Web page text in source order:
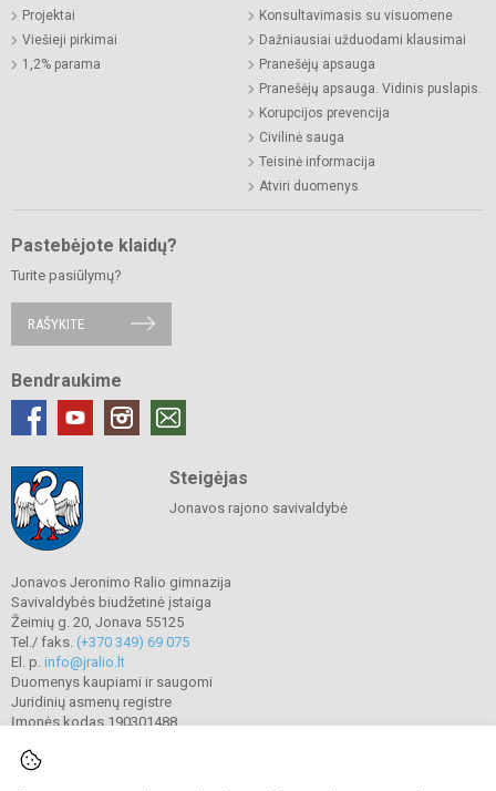
Projektai
Viešieji pirkimai
1,2% parama
Konsultavimasis su visuomene
Dažniausiai užduodami klausimai
Pranešėjų apsauga
Pranešėjų apsauga. Vidinis puslapis.
Korupcijos prevencija
Civilinė sauga
Teisinė informacija
Atviri duomenys
Pastebėjote klaidų?
Turite pasiūlymų?
RAŠYKITE
Bendraukime
Steigėjas
Jonavos rajono savivaldybė
Jonavos Jeronimo Ralio gimnazija
Savivaldybės biudžetinė įstaiga
Žeimių g. 20, Jonava 55125
Tel./ faks. (+370 349) 69 075
El. p. info@jralio.lt
Duomenys kaupiami ir saugomi
Juridinių asmenų registre
Įmonės kodas 190301488